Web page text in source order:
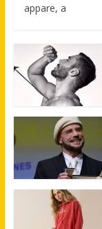
appare, a